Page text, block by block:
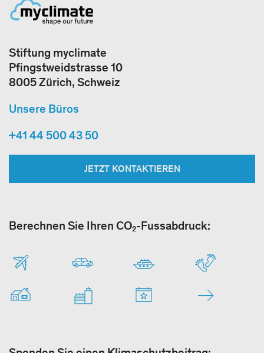
Stiftung myclimate
Pfingstweidstrasse 10
8005 Zürich, Schweiz
Unsere Büros
+41 44 500 43 50
JETZT KONTAKTIEREN
Berechnen Sie Ihren CO₂-Fussabdruck: